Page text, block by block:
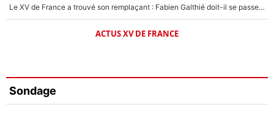
Le XV de France a trouvé son remplaçant : Fabien Galthié doit-il se passer d'Antoine Dupont ?
ACTUS XV DE FRANCE
Sondage